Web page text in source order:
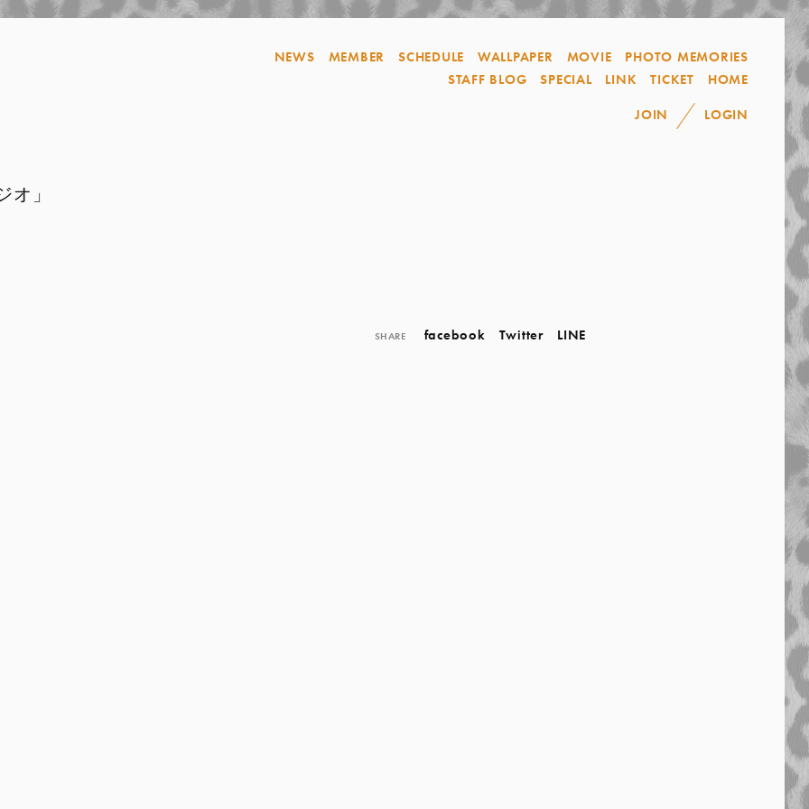
NEWS MEMBER SCHEDULE WALLPAPER MOVIE
PHOTO MEMORIES
STAFF BLOG
SPECIAL LINK TICKET
HOME
JOIN
LOGIN
オ」
SHARE facebook Twitter LINE